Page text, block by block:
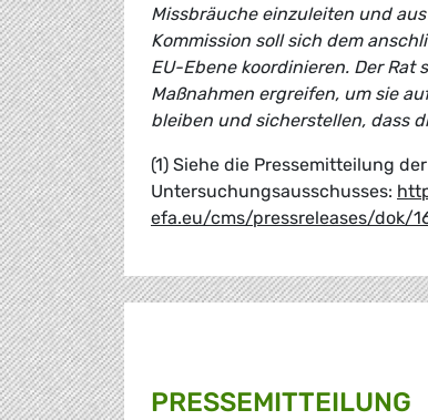
Missbräuche einzuleiten und
Kommission soll sich dem
EU-Ebene koordinieren. Der
Maßnahmen ergreifen, um sie
bleiben und sicherstellen, dass
(1) Siehe die Pressemitteilung
Untersuchungsausschusses:
efa.eu/cms/pressreleases/dok/
PRESSE­MITTEILUNG